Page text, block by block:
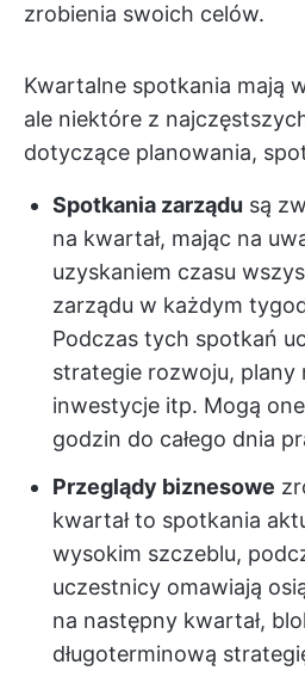
zrobienia swoich celów.
Kwartalne spotkania mają
ale niektóre z
dotyczące planowania,
Spotkania zarządu są
na kwartał, mając na
uzyskaniem czasu
zarządu w każdym
Podczas tych spotkań
strategie rozwoju, plany
inwestycje itp. Mogą
godzin do całego dnia
Przeglądy biznesowe
kwartał to spotkania
wysokim szczeblu,
uczestnicy omawiają
na następny kwartał,
długoterminową